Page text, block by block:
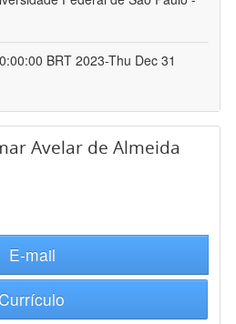
BRT 2023-Thu Dec 31
Avelar de Almeida
E-mail
Currículo